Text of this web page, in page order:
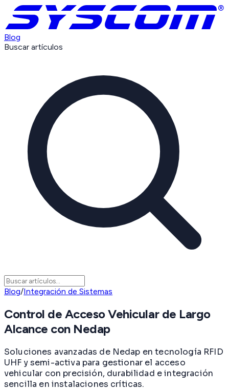
Blog
Buscar artículos
Blog/Integración de Sistemas
Control de Acceso Vehicular de Largo
Alcance con Nedap
Soluciones avanzadas de Nedap en tecnología RFID
UHF y semi-activa para gestionar el acceso
vehicular con precisión, durabilidad e integración
sencilla en instalaciones críticas.